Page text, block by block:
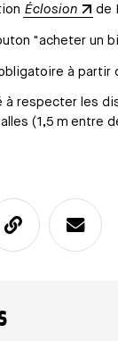
Éclosion
de
"acheter un
à partir
à respecter les
(1,5 m entre